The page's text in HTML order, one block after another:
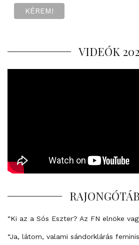
VIDEÓK
“Ki az a Sós Eszter? Az FN elnöke
“Ja, látom, valami sándorklárás